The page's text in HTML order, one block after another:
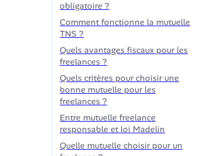
obligatoire ?
Comment fonctionne la mutuelle
TNS ?
Quels avantages fiscaux pour les
freelances ?
Quels critères pour choisir une
bonne mutuelle pour les
freelances ?
Entre mutuelle freelance
responsable et loi Madelin
Quelle mutuelle choisir pour un